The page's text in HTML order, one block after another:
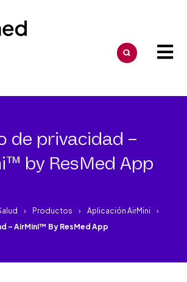
de privacidad –
by ResMed App
Productos
Aplicación AirMini
– AirMini™ By ResMed App